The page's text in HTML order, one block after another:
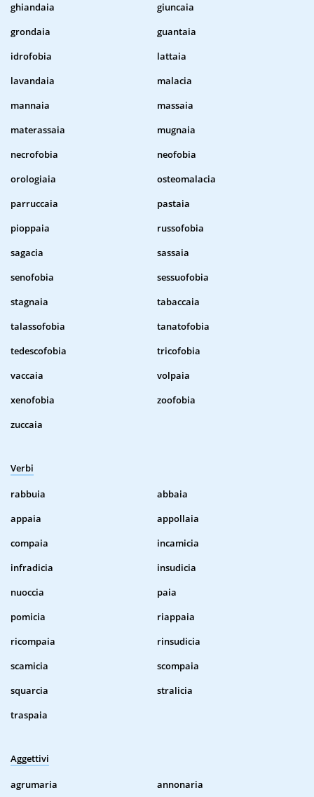
ghiandaia
giuncaia
grondaia
guantaia
idrofobia
lattaia
lavandaia
malacia
mannaia
massaia
materassaia
mugnaia
necrofobia
neofobia
orologiaia
osteomalacia
parruccaia
pastaia
pioppaia
russofobia
sagacia
sassaia
senofobia
sessuofobia
stagnaia
tabaccaia
talassofobia
tanatofobia
tedescofobia
tricofobia
vaccaia
volpaia
xenofobia
zoofobia
zuccaia
Verbi
rabbuia
abbaia
appaia
appollaia
compaia
incamicia
infradicia
insudicia
nuoccia
paia
pomicia
riappaia
ricompaia
rinsudicia
scamicia
scompaia
squarcia
stralicia
traspaia
Aggettivi
agrumaria annonaria